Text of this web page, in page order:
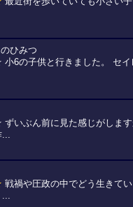
ひみつ
6の子供と行きました。 セイ
いぶん前に見た感じがします
戦禍や圧政の中でどう生きて